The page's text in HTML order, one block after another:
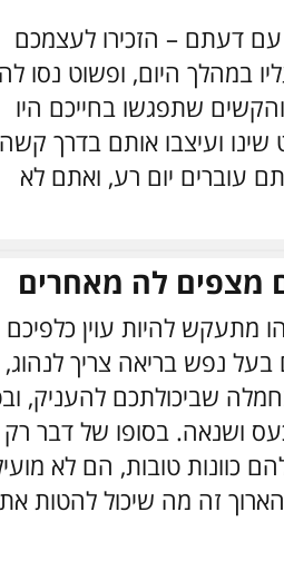
עם דעתם – הזכירו לעצמכם
במהלך היום, ופשוט נסו
שתפגשו בחייכם היו
ועיצבו אותם בדרך קשה
עוברים יום רע, ואתם לא
מתעקש להיות עוין כלפיכם
נפש בריאה צריך
שביכולתכם להעניק,
ושנאה. בסופו של דבר רק
כוונות טובות, הם לא
זה מה שיכול להטות את